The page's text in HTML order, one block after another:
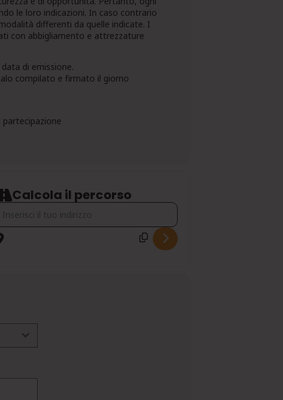
le loro indicazioni. In caso contrario
differenti da quelle indicate. I
con abbigliamento e attrezzature
di emissione.
compilato e firmato il giorno
Calcola il percorso
- IL CAMMINO DELLA LAND ART - BOLOGNA MONTANA ART